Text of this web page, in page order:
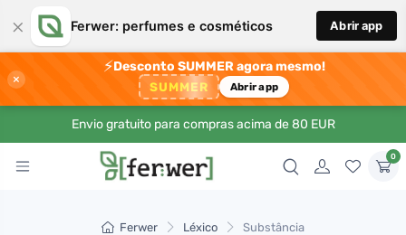
× Ferwer: perfumes e cosméticos Abrir app
×
⚡Desconto SUMMER agora mesmo!
SUMMER Abrir app
Envio gratuito para compras acima de 80 EUR
0
Ferwer Léxico Substância